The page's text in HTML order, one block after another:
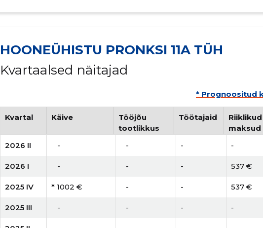
HOONEÜHISTU PRONKSI 11A TÜH
Kvartaalsed näitajad
* Prognoositud
Kvartal Käive
Tööjõu
tootlikkus
Töötajaid
Riiklikud
maksud
2026 II
   -
   -
- -
2026 I
   -
   -
- 537 €
2025 IV * 1002 €
   -
- 537 €
2025 III
   -
   -
- -